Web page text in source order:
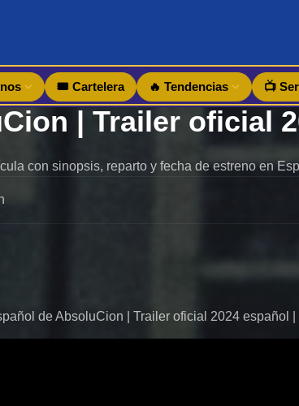
🎟️ Cartelera 🔥 Tendencias 📺
con sinopsis, reparto y fecha de estreno en
de AbsoluCion | Trailer oficial 2024 español |